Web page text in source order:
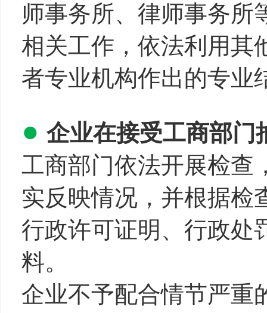
师事务所、律师事务所
相关工作，依法利用其
者专业机构作出的专业
● 企业在接受工商部门
工商部门依法开展检查
实反映情况，并根据检
行政许可证明、行政处
料。
企业不予配合情节严重